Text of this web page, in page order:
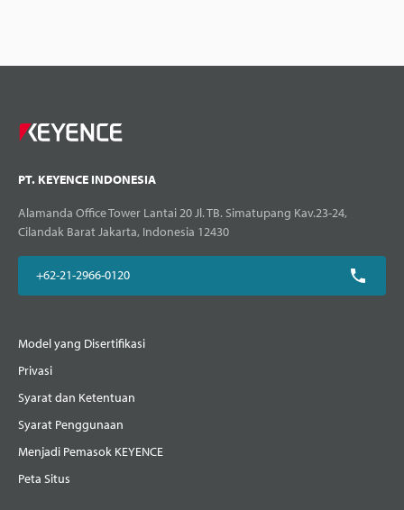
PT. KEYENCE INDONESIA
Alamanda Office Tower Lantai 20 Jl. TB. Simatupang Kav.23-24,
Cilandak Barat Jakarta, Indonesia 12430
+62-21-2966-0120
Model yang Disertifikasi
Privasi
Syarat dan Ketentuan
Syarat Penggunaan
Menjadi Pemasok KEYENCE
Peta Situs